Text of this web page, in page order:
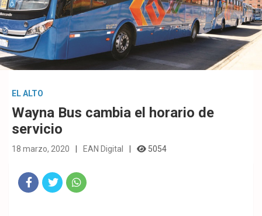
EL ALTO
Wayna Bus cambia el horario de
servicio
18 marzo, 2020 EAN Digital 5054